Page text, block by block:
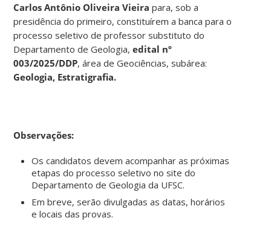
Carlos Antônio Oliveira Vieira para, sob a
presidência do primeiro, constituírem a banca para o
processo seletivo de professor substituto do
Departamento de Geologia,edital nº
003/2025/DDP, área de Geociências, subárea:
Geologia, Estratigrafia.
Observações:
Os candidatos devem acompanhar as próximas
etapas do processo seletivo no site do
Departamento de Geologia da UFSC.
Em breve, serão divulgadas as datas, horários
e locais das provas.